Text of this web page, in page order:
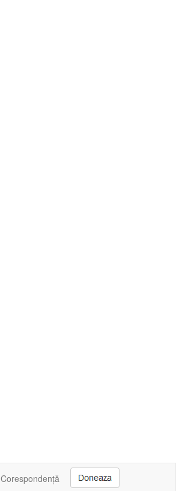
Corespondență